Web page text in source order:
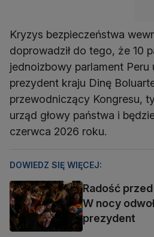
Kryzys bezpieczeństwa
doprowadził do tego, że 10
jednoizbowy parlament Peru
prezydent kraju Dinę
przewodniczący Kongresu,
urząd głowy państwa i
czerwca 2026 roku.
DOWIEDZ SIĘ WIĘCEJ:
Radość
W nocy
prezydent